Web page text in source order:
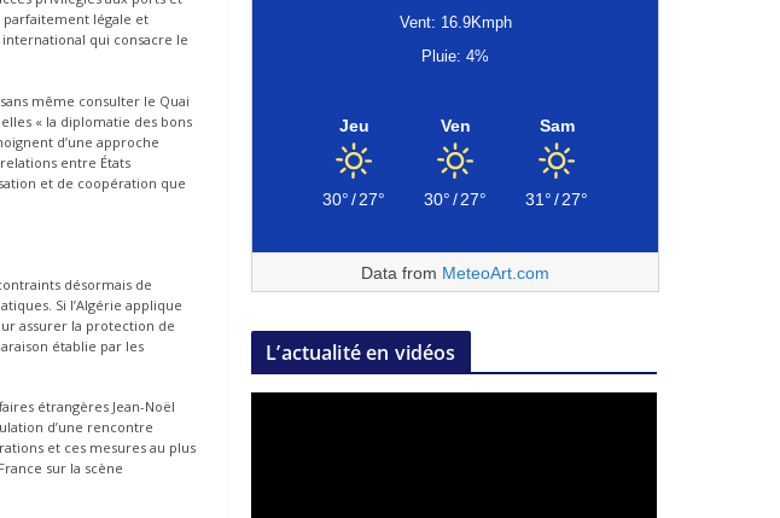
parfaitement légale et
qui consacre le
même consulter le Quai
« la diplomatie des bons
d’une approche
entre États
et de coopération que
désormais de
Si l’Algérie applique
assurer la protection de
établie par les
étrangères Jean-Noël
d’une rencontre
et ces mesures au plus
sur la scène
Vent: 16.9Kmph
Pluie: 4%
Jeu
30°/27°
Ven
30°/27°
Sam
31°/27°
Data from MeteoArt.com
L’actualité en vidéos